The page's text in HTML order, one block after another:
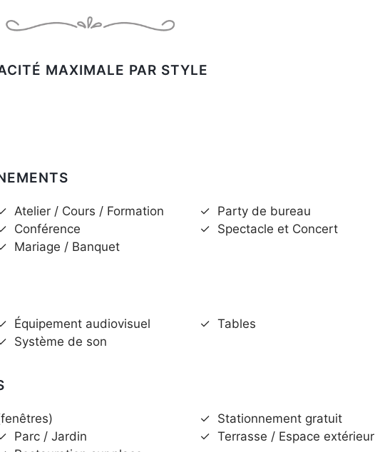
MAXIMALE PAR STYLE
Atelier / Cours / Formation
Conférence
Mariage / Banquet
✓ Party de bureau
✓ Spectacle et Concert
Équipement audiovisuel
Système de son
✓ Tables
Parc / Jardin
✓ Stationnement gratuit
✓ Terrasse / Espace extérieur